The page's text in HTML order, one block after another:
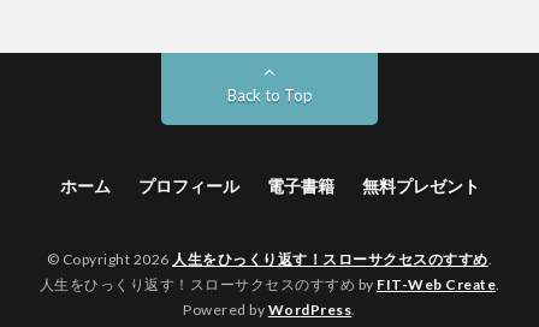
Back to Top
ホーム プロフィール 電子書籍 無料プレゼント
© Copyright 2026 人生をひっくり返す！スローサクセスのすすめ.
人生をひっくり返す！スローサクセスのすすめ by FIT-Web Create.
Powered by WordPress.